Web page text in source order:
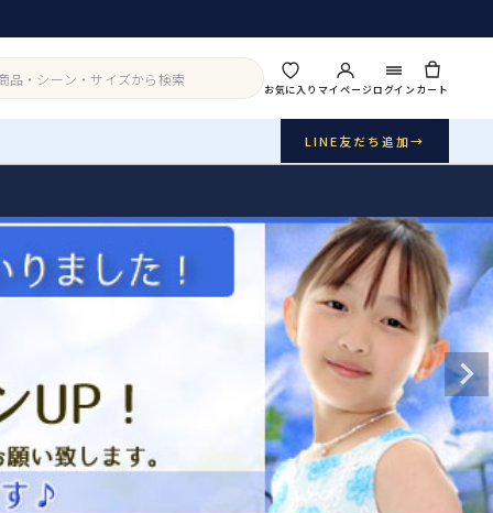
お気に入りマイページログインカート
LINE友だち追加→
アウター インナー・パニエ
ジュエリー 音楽雑貨
Buy & Support ご購入・サポート
08 送料・お支払い
送料・決済方法
09 お問い合わせ
電話・メール・LINE